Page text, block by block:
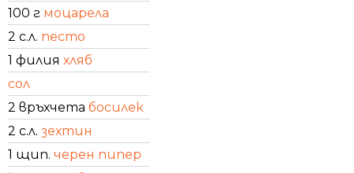
100 г моцарела
2 с.л. песто
1 филия хляб
сол
2 връхчета босилек
2 с.л. зехтин
1 щип. черен пипер